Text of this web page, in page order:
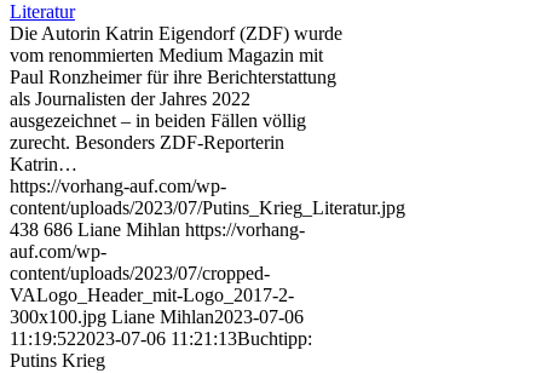
Literatur
Die Autorin Katrin Eigendorf (ZDF) wurde
vom renommierten Medium Magazin mit
Paul Ronzheimer für ihre Berichterstattung
als Journalisten der Jahres 2022
ausgezeichnet – in beiden Fällen völlig
zurecht. Besonders ZDF-Reporterin
Katrin…
https://vorhang-auf.com/wp-
content/uploads/2023/07/Putins_Krieg_Literatur.jpg
438 686 Liane Mihlan https://vorhang-
auf.com/wp-
content/uploads/2023/07/cropped-
VALogo_Header_mit-Logo_2017-2-
300x100.jpg Liane Mihlan2023-07-06
11:19:522023-07-06 11:21:13Buchtipp:
Putins Krieg